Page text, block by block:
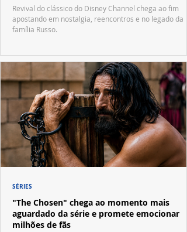
Waverly Place"
Revival do clássico do Disney Channel chega ao fim
apostando em nostalgia, reencontros e no legado da
família Russo.
"The Chosen" chega ao momento mais
aguardado da série e promete emocionar
milhões de fãs
SÉRIES